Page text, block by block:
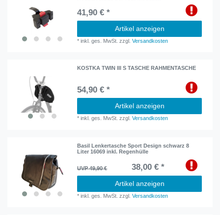
41,90 € *
Artikel anzeigen
*inkl. ges. MwSt. zzgl.Versandkosten
KOSTKA TWIN III S TASCHE RAHMENTASCHE
54,90 € *
Artikel anzeigen
*inkl. ges. MwSt. zzgl.Versandkosten
Basil Lenkertasche Sport Design schwarz 8
Liter 16069 inkl. Regenhülle
UVP 49,90 € 38,00 € *
Artikel anzeigen
*inkl. ges. MwSt. zzgl.Versandkosten